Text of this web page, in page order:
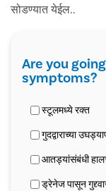
सोडण्यात येईल..
Are you
symptoms?
स्टूलमध्ये रक्त
गुदद्वाराच्या
आतड्यांसंबंधी
ड्रेनेज पासून